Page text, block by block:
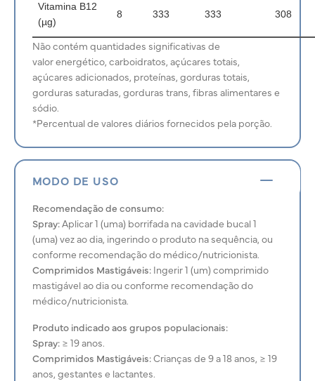
Vitamina B12
(µg)
8 333 333 308
Não contém quantidades significativas de
valor energético, carboidratos, açúcares totais,
açúcares adicionados, proteínas, gorduras totais,
gorduras saturadas, gorduras trans, fibras alimentares e
sódio.
*Percentual de valores diários fornecidos pela porção.
MODO DE USO
Recomendação de consumo:
Spray:Aplicar 1 (uma) borrifada na cavidade bucal 1
(uma) vez ao dia, ingerindo o produto na sequência, ou
conforme recomendação do médico/nutricionista.
Comprimidos Mastigáveis: Ingerir 1 (um) comprimido
mastigável ao dia ou conforme recomendação do
médico/nutricionista.
Produto indicado aos grupos populacionais:
Spray: ≥ 19 anos.
Comprimidos Mastigáveis:Crianças de 9 a 18 anos, ≥ 19
anos, gestantes e lactantes.